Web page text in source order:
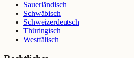
Sauerländisch
Schwäbisch
Schweizerdeutsch
Thüringisch
Westfälisch